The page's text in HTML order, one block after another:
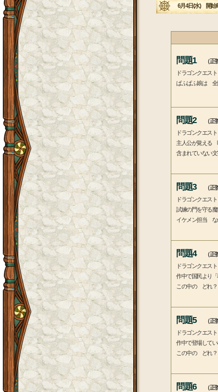
6月4日(水) 開始
問題1
（
ドラゴンクエス
ぱふぱふ娘は 全
問題2
（
ドラゴンクエス
主人公が覚える
含まれていない
問題3
（
ドラゴンクエス
試練の門を守る
イケメン担当 な
問題4
（
ドラゴンクエス
作中で国民より
この中の どれ？
問題5
（
ドラゴンクエス
作中で登場して
この中の どれ？
問題6 （